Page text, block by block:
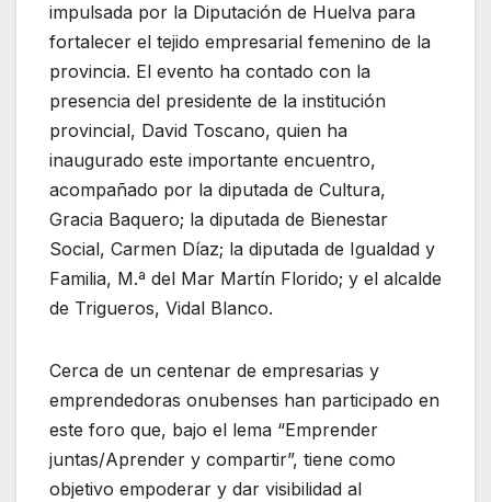
impulsada por la Diputación de Huelva para
fortalecer el tejido empresarial femenino de la
provincia. El evento ha contado con la
presencia del presidente de la institución
provincial, David Toscano, quien ha
inaugurado este importante encuentro,
acompañado por la diputada de Cultura,
Gracia Baquero; la diputada de Bienestar
Social, Carmen Díaz; la diputada de Igualdad y
Familia, M.ª del Mar Martín Florido; y el alcalde
de Trigueros, Vidal Blanco.
Cerca de un centenar de empresarias y
emprendedoras onubenses han participado en
este foro que, bajo el lema “Emprender
juntas/Aprender y compartir”, tiene como
objetivo empoderar y dar visibilidad al